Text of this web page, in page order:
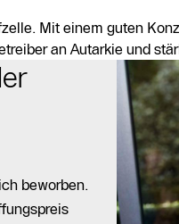
Mit einem guten
an Autarkie und
beworben.